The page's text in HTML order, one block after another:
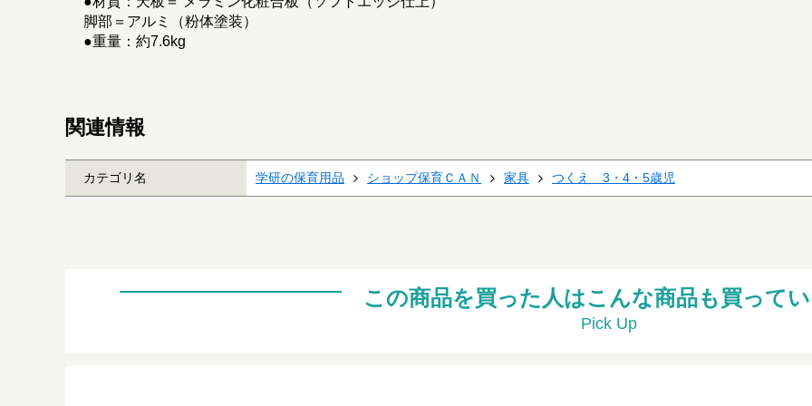
脚部＝アルミ（粉体塗装）
●重量：約7.6kg
関連情報
カテゴリ名 学研の保育用品 ショップ保育ＣＡＮ 家具 つくえ 3・4・5歳児
この商品を買った人はこんな商品も買って
Pick Up